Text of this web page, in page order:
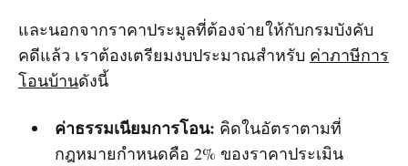
และนอกจากราคาประมูลที่ต้องจ่ายให้กับกรมบังคับ
คดีแล้ว เราต้องเตรียมงบประมาณสำหรับ ค่าภาษีการ
โอนบ้านดังนี้
ค่าธรรมเนียมการโอน: คิดในอัตราตามที่
กฎหมายกำหนดคือ 2% ของราคาประเมิน